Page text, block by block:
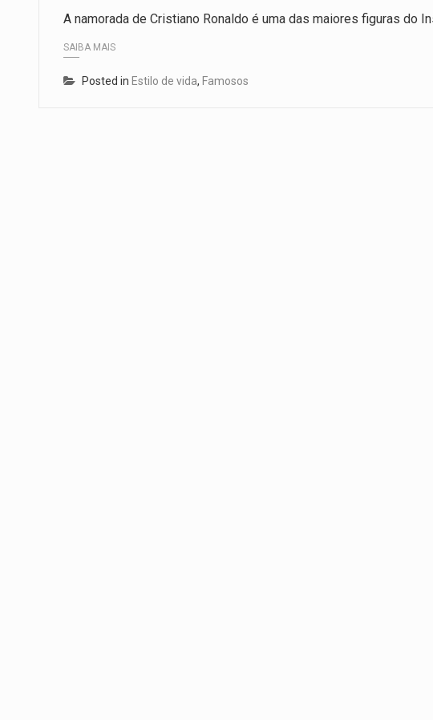
A namorada de Cristiano Ronaldo é uma das maiores figuras do
SAIBA MAIS
Posted in Estilo de vida, Famosos